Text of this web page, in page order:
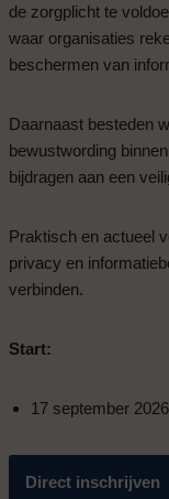
de zorgplicht te
waar organisaties
beschermen van
Daarnaast besteden
bewustwording
bijdragen aan een
Praktisch en actueel
privacy en
verbinden.
Start:
17 september
Direct inschrijven